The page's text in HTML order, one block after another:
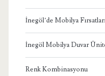
İnegöl’de Mobilya
İnegöl Mobilya Duvar
Renk Kombinasyonu